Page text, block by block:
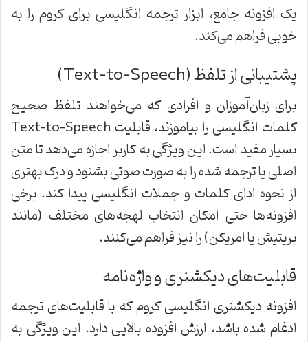
یک افزونه جامع، ابزار ترجمه انگلیسی برای کروم را به
خوبی فراهم می‌کند.
پشتیبانی از تلفظ (Text-to-Speech)
برای زبان‌آموزان و افرادی که می‌خواهند تلفظ صحیح
کلمات انگلیسی را بیاموزند، قابلیت Text-to-Speech
بسیار مفید است. این ویژگی به کاربر اجازه می‌دهد تا متن
اصلی یا ترجمه شده را به صورت صوتی بشنود و درک بهتری
از نحوه ادای کلمات و جملات انگلیسی پیدا کند. برخی
افزونه‌ها حتی امکان انتخاب لهجه‌های مختلف (مانند
بریتیش یا امریکن) را نیز فراهم می‌کنند.
قابلیت‌های دیکشنری و واژه‌نامه
افزونه دیکشنری انگلیسی کروم که با قابلیت‌های ترجمه
ادغام شده باشد، ارزش افزوده بالایی دارد. این ویژگی به